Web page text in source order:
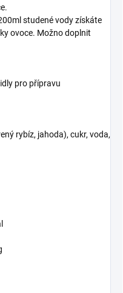
studené vody získáte
ovoce. Možno doplnit
pro přípravu
rybíz, jahoda), cukr, voda,